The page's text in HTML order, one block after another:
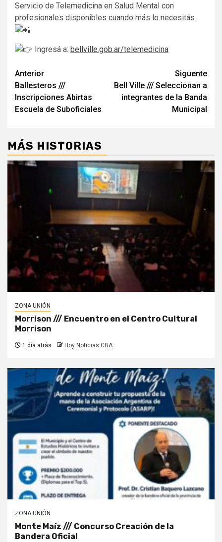
Servicio de Telemedicina en Salud Mental con
profesionales disponibles cuando más lo necesitás.
Ingresá a: bellville.gob.ar/telemedicina
Navegación
de
entradas
Anterior
Ballesteros ///
Inscripciones Abirtas
Escuela de Suboficiales
Siguente
Bell Ville /// Seleccionan a
integrantes de la Banda
Municipal
MÁS HISTORIAS
ZONA UNIÓN
Morrison /// Encuentro en el Centro Cultural
Morrison
1 día atrás Hoy Noticias CBA
ZONA UNIÓN
Monte Maíz /// Concurso Creación de la
Bandera Oficial